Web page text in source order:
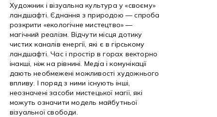
Художник і візуальна культура у «своєму»
ландшафті. Єднання з природою — спроба
розкрити «екологічне мистецтво» —
магічний реалізм. Відчути місця дотику
чистих каналів енергії, які є в гірському
ландшафті. Час і простір в горах векторно
інакші, ніж на рівнині. Медіа і комунікації
дають необмежені можливості художнього
впливу. І поряд з ними існують інші,
неозначені засоби мистецької магії, які
можуть означити модель майбутньої
візуальної свободи.